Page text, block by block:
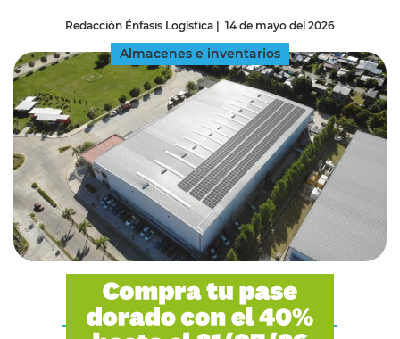
Redacción Énfasis Logística | 14 de mayo del 2026
Almacenes e inventarios